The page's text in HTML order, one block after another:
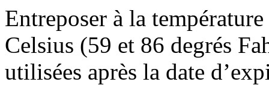
Entreposer à la
Celsius (59 et 86 degrés
utilisées après la date